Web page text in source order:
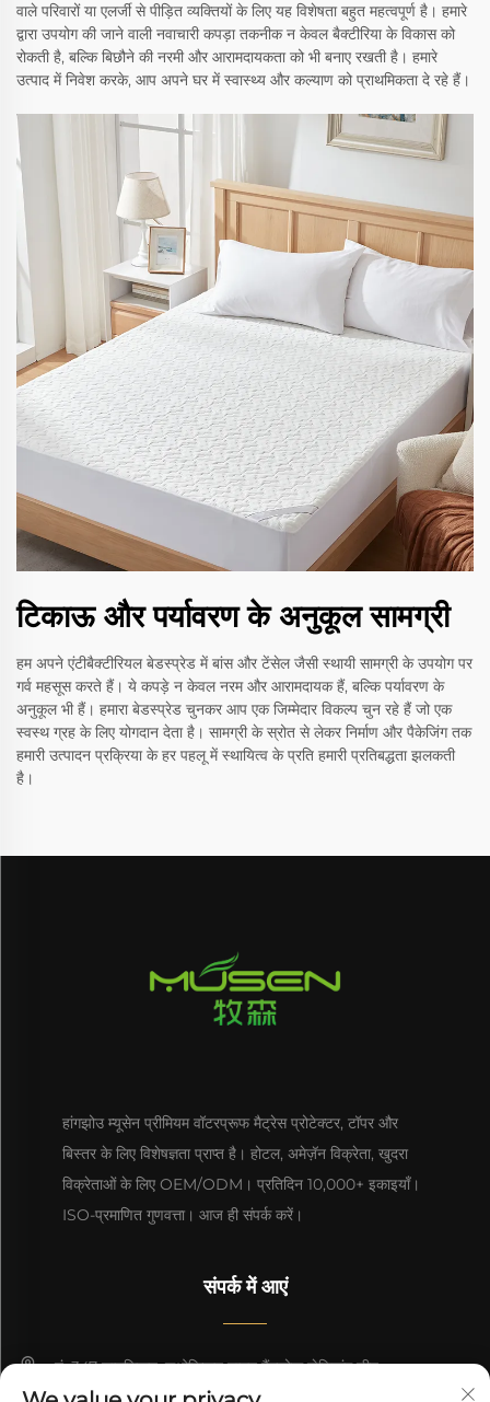
वाले परिवारों या एलर्जी से पीड़ित व्यक्तियों के लिए यह विशेषता बहुत महत्वपूर्ण है। हमारे
द्वारा उपयोग की जाने वाली नवाचारी कपड़ा तकनीक न केवल बैक्टीरिया के विकास को
रोकती है, बल्कि बिछौने की नरमी और आरामदायकता को भी बनाए रखती है। हमारे
उत्पाद में निवेश करके, आप अपने घर में स्वास्थ्य और कल्याण को प्राथमिकता दे रहे हैं।
टिकाऊ और पर्यावरण के अनुकूल सामग्री
हम अपने एंटीबैक्टीरियल बेडस्प्रेड में बांस और टेंसेल जैसी स्थायी सामग्री के उपयोग पर
गर्व महसूस करते हैं। ये कपड़े न केवल नरम और आरामदायक हैं, बल्कि पर्यावरण के
अनुकूल भी हैं। हमारा बेडस्प्रेड चुनकर आप एक जिम्मेदार विकल्प चुन रहे हैं जो एक
स्वस्थ ग्रह के लिए योगदान देता है। सामग्री के स्रोत से लेकर निर्माण और पैकेजिंग तक
हमारी उत्पादन प्रक्रिया के हर पहलू में स्थायित्व के प्रति हमारी प्रतिबद्धता झलकती
है।
हांगझोउ म्यूसेन प्रीमियम वॉटरप्रूफ मैट्रेस प्रोटेक्टर, टॉपर और
बिस्तर के लिए विशेषज्ञता प्राप्त है। होटल, अमेज़ॅन विक्रेता, खुदरा
विक्रेताओं के लिए OEM/ODM। प्रतिदिन 10,000+ इकाइयाँ।
ISO-प्रमाणित गुणवत्ता। आज ही संपर्क करें।
संपर्क में आएं
नं. 347 शानलियान, सुओक़ियान टाउन हैंगझोऊ झेजियांग चीन